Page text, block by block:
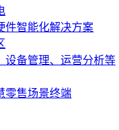
件智能化解决方案
设备管理、运营分析等
零售场景终端